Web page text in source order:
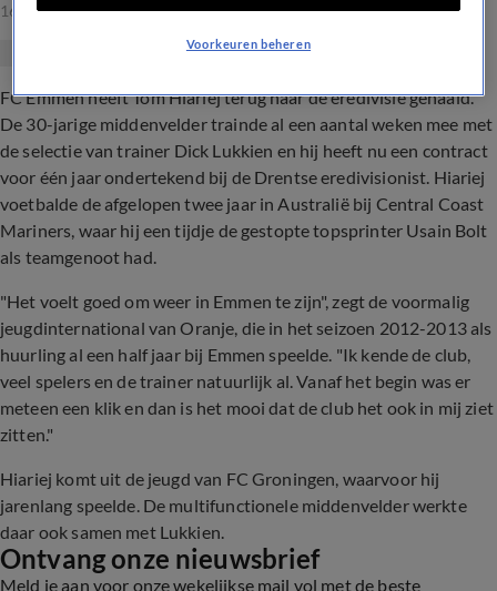
16 juli 2019, 13:26
FC Emmen heeft Tom Hiariej terug naar de eredivisie gehaald.
De 30-jarige middenvelder trainde al een aantal weken mee met
de selectie van trainer Dick Lukkien en hij heeft nu een contract
voor één jaar ondertekend bij de Drentse eredivisionist. Hiariej
voetbalde de afgelopen twee jaar in Australië bij Central Coast
Mariners, waar hij een tijdje de gestopte topsprinter Usain Bolt
als teamgenoot had.
"Het voelt goed om weer in Emmen te zijn", zegt de voormalig
jeugdinternational van Oranje, die in het seizoen 2012-2013 als
huurling al een half jaar bij Emmen speelde. "Ik kende de club,
veel spelers en de trainer natuurlijk al. Vanaf het begin was er
meteen een klik en dan is het mooi dat de club het ook in mij ziet
zitten."
Hiariej komt uit de jeugd van FC Groningen, waarvoor hij
jarenlang speelde. De multifunctionele middenvelder werkte
daar ook samen met Lukkien.
Ontvang onze nieuwsbrief
Meld je aan voor onze wekelijkse mail vol met de beste
Voorkeuren beheren